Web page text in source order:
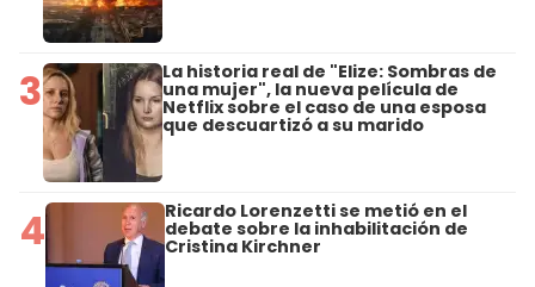
3 La historia real de "Elize: Sombras de
una mujer", la nueva película de
Netflix sobre el caso de una esposa
que descuartizó a su marido
4 Ricardo Lorenzetti se metió en el
debate sobre la inhabilitación de
Cristina Kirchner